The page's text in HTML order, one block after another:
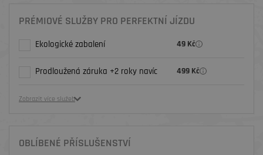
PRÉMIOVÉ SLUŽBY PRO PERFEKTNÍ JÍZDU
Ekologické zabalení 49 Kč
Prodloužená záruka +2 roky navíc 499 Kč
Zobrazit více služeb
OBLÍBENÉ PŘÍSLUŠENSTVÍ